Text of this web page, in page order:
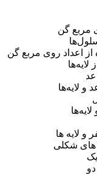
مربع گن
از اعداد روی مربع گن
و لایه‌ها
و لایه ها
های شکلی